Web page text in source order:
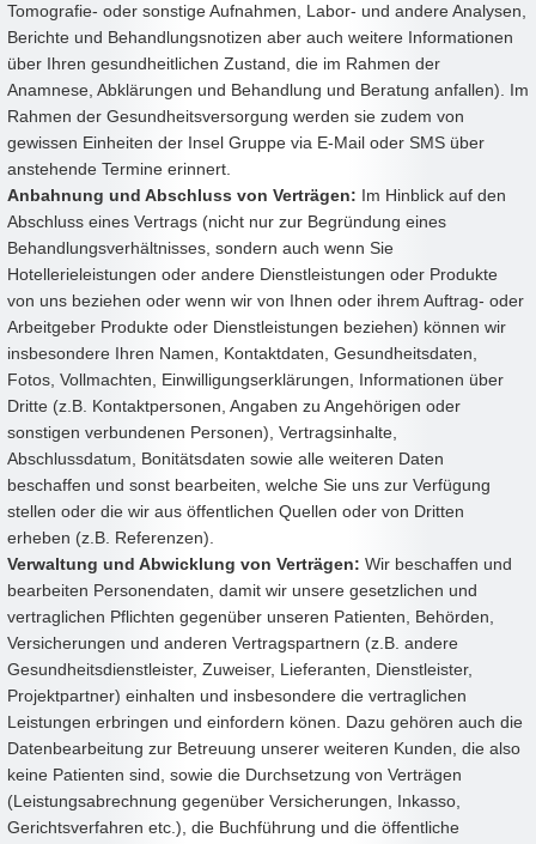
Tomografie- oder sonstige Aufnahmen, Labor- und andere Analysen,
Berichte und Behandlungsnotizen aber auch weitere Informationen
über Ihren gesundheitlichen Zustand, die im Rahmen der
Anamnese, Abklärungen und Behandlung und Beratung anfallen). Im
Rahmen der Gesundheitsversorgung werden sie zudem von
gewissen Einheiten der Insel Gruppe via E-Mail oder SMS über
anstehende Termine erinnert.
Anbahnung und Abschluss von Verträgen: Im Hinblick auf den
Abschluss eines Vertrags (nicht nur zur Begründung eines
Behandlungsverhältnisses, sondern auch wenn Sie
Hotellerieleistungen oder andere Dienstleistungen oder Produkte
von uns beziehen oder wenn wir von Ihnen oder ihrem Auftrag- oder
Arbeitgeber Produkte oder Dienstleistungen beziehen) können wir
insbesondere Ihren Namen, Kontaktdaten, Gesundheitsdaten,
Fotos, Vollmachten, Einwilligungserklärungen, Informationen über
Dritte (z.B. Kontaktpersonen, Angaben zu Angehörigen oder
sonstigen verbundenen Personen), Vertragsinhalte,
Abschlussdatum, Bonitätsdaten sowie alle weiteren Daten
beschaffen und sonst bearbeiten, welche Sie uns zur Verfügung
stellen oder die wir aus öffentlichen Quellen oder von Dritten
erheben (z.B. Referenzen).
Verwaltung und Abwicklung von Verträgen: Wir beschaffen und
bearbeiten Personendaten, damit wir unsere gesetzlichen und
vertraglichen Pflichten gegenüber unseren Patienten, Behörden,
Versicherungen und anderen Vertragspartnern (z.B. andere
Gesundheitsdienstleister, Zuweiser, Lieferanten, Dienstleister,
Projektpartner) einhalten und insbesondere die vertraglichen
Leistungen erbringen und einfordern könen. Dazu gehören auch die
Datenbearbeitung zur Betreuung unserer weiteren Kunden, die also
keine Patienten sind, sowie die Durchsetzung von Verträgen
(Leistungsabrechnung gegenüber Versicherungen, Inkasso,
Gerichtsverfahren etc.), die Buchführung und die öffentliche